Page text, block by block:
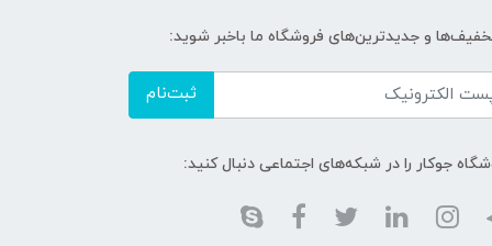
و جدیدترین‌های فروشگاه ما باخبر شوید:
ثبت‌نام
جوکار را در شبکه‌های اجتماعی دنبال کنید: